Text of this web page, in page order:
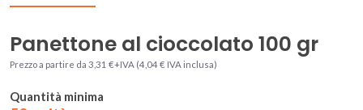
Panettone al cioccolato 100 gr
Prezzo a partire da 3,31 €+IVA (4,04 € IVA inclusa)
Quantità minima